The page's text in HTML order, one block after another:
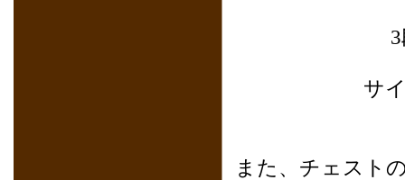
サ
また、チェスト